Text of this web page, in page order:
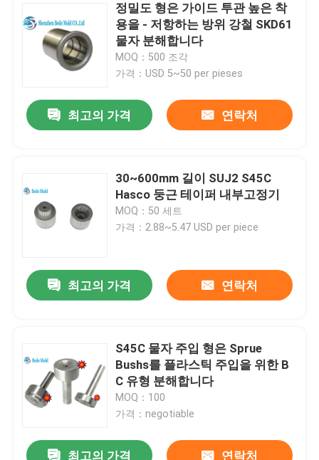
정밀도 형은 가이드 투관 높은 착
용을 - 저항하는 방위 강철 SKD61
물자 분해합니다
MOQ：500 조각
가격：USD 5~50 per pieses
최고의 가격 연락처
30~600mm 길이 SUJ2 S45C
Hasco 둥근 테이퍼 내부고정기
MOQ：50 세트
가격：2.88~5.47 USD per piece
최고의 가격 연락처
S45C 물자 주입 형은 Sprue
Bushs를 플라스틱 주입을 위한 B
C 유형 분해합니다
MOQ：100
가격：negotiable
최고의 가격 연락처